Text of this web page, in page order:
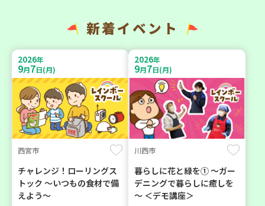
新着イベント
2026年
9月7日(月)
西宮市
チャレンジ！ローリングス
トック ～いつもの食材で備
えよう～
2026年
9月7日(月)
川西市
暮らしに花と緑を① ～ガー
デニングで暮らしに癒しを
～ ＜デモ講座＞